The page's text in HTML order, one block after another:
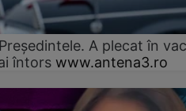
A plecat în
întors www.antena3.ro